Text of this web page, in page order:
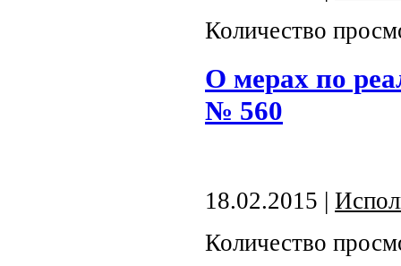
Количество
О мерах по
№ 560
18.02.2015 |
Количество